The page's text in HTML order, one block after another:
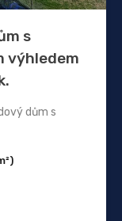
s
výhledem
dům s